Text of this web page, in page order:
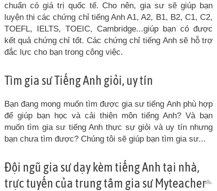
chuẩn có giá trị quốc tế. Cho nên, gia sư sẽ giúp bạn
luyện thi các chứng chỉ tiếng Anh A1, A2, B1, B2, C1, C2,
TOEFL, IELTS, TOEIC, Cambridge...giúp bạn có được
kết quả chứng chỉ tốt. Các chứng chỉ tiếng Anh sẽ hỗ trợ
đắc lực cho bạn trong công việc.
Tìm gia sư Tiếng Anh giỏi, uy tín
Bạn đang mong muốn tìm được gia sư tiếng Anh phù hợp
để giúp bạn học và cải thiện môn tiếng Anh? Và bạn
muốn tìm gia sư tiếng Anh thực sự giỏi và uy tín nhưng
bạn chưa tìm được? Chúng tôi sẽ giúp bạn tìm gia sư...
Đội ngũ gia sư dạy kèm tiếng Anh tại nhà,
trực tuyến của trung tâm gia sư Myteacher